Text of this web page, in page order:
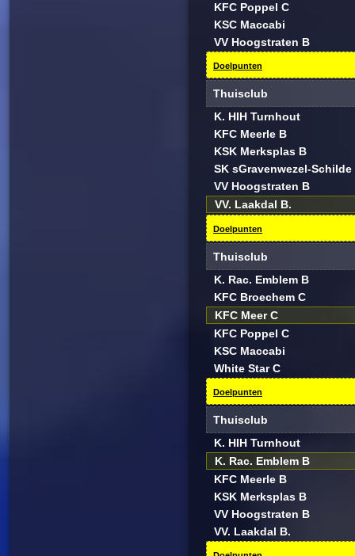
KFC Poppel C
KSC Maccabi
VV Hoogstraten B
Doelpunten
Thuisclub
K. HIH Turnhout
KFC Meerle B
KSK Merksplas B
SK sGravenwezel-Schilde
VV Hoogstraten B
VV. Laakdal B.
Doelpunten
Thuisclub
K. Rac. Emblem B
KFC Broechem C
KFC Meer C
KFC Poppel C
KSC Maccabi
White Star C
Doelpunten
Thuisclub
K. HIH Turnhout
K. Rac. Emblem B
KFC Meerle B
KSK Merksplas B
VV Hoogstraten B
VV. Laakdal B.